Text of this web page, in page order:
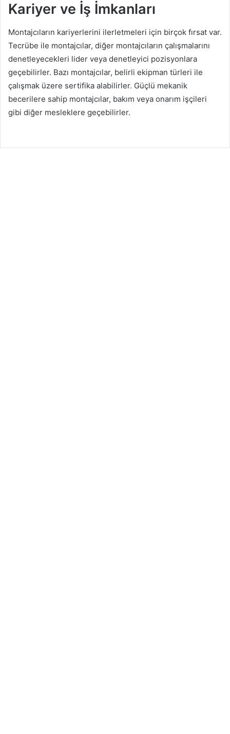
Kariyer ve İş İmkanları
Montajcıların kariyerlerini ilerletmeleri için birçok fırsat var.
Tecrübe ile montajcılar, diğer montajcıların çalışmalarını
denetleyecekleri lider veya denetleyici pozisyonlara
geçebilirler. Bazı montajcılar, belirli ekipman türleri ile
çalışmak üzere sertifika alabilirler. Güçlü mekanik
becerilere sahip montajcılar, bakım veya onarım işçileri
gibi diğer mesleklere geçebilirler.